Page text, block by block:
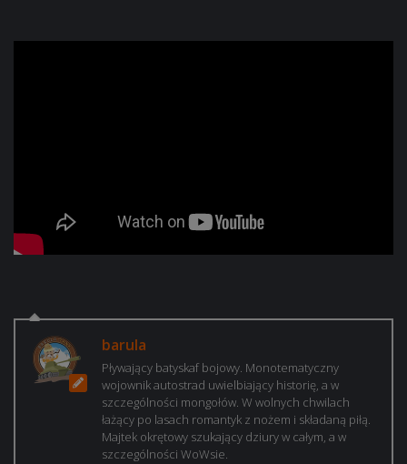
barula
Pływający batyskaf bojowy. Monotematyczny
wojownik autostrad uwielbiający historię, a w
szczególności mongołów. W wolnych chwilach
łażący po lasach romantyk z nożem i składaną piłą.
Majtek okrętowy szukający dziury w całym, a w
szczególności WoWsie.